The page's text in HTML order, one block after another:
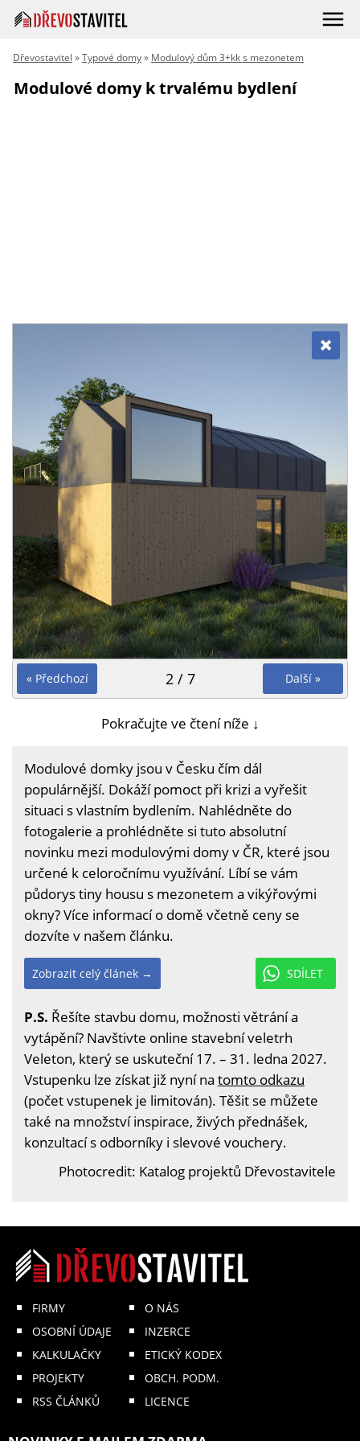
Dřevostavitel »Typové domy» Modulový dům 3+kk s mezonetem
Modulové domy k trvalému bydlení
« Předchozí Další »
2 / 7
Pokračujte ve čtení níže ↓
Modulové domky jsou v Česku čím dál
populárnější. Dokáží pomoct při krizi a vyřešit
situaci s vlastním bydlením. Nahlédněte do
fotogalerie a prohlédněte si tuto absolutní
novinku mezi modulovými domy v ČR, které jsou
určené k celoročnímu využívání. Líbí se vám
půdorys tiny housu s mezonetem a vikýřovými
okny? Více informací o domě včetně ceny se
dozvíte v našem článku.
SDÍLET
Zobrazit celý článek →
P.S. Řešíte stavbu domu, možnosti větrání a
vytápění? Navštivte online stavební veletrh
Veleton, který se uskuteční 17. – 31. ledna 2027.
Vstupenku lze získat již nyní na tomto odkazu
(počet vstupenek je limitován). Těšit se můžete
také na množství inspirace, živých přednášek,
konzultací s odborníky i slevové vouchery.
Photocredit: Katalog projektů Dřevostavitele
FIRMY
OSOBNÍ ÚDAJE
KALKULAČKY
PROJEKTY
RSS ČLÁNKŮ
O NÁS
INZERCE
ETICKÝ KODEX
OBCH. PODM.
LICENCE